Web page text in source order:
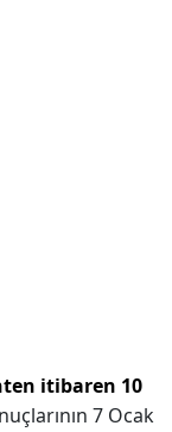
itibaren 10
7 Ocak